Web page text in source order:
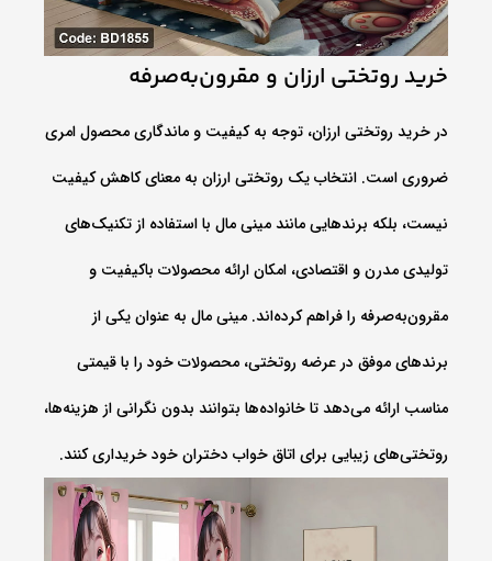
خرید روتختی ارزان و مقرون‌به‌صرفه
در خرید روتختی ارزان، توجه به کیفیت و ماندگاری محصول امری
ضروری است. انتخاب یک روتختی ارزان به معنای کاهش کیفیت
نیست، بلکه برندهایی مانند مینی‌ مال با استفاده از تکنیک‌های
تولیدی مدرن و اقتصادی، امکان ارائه محصولات باکیفیت و
مقرون‌به‌صرفه را فراهم کرده‌اند. مینی‌ مال به عنوان یکی از
برندهای موفق در عرضه روتختی، محصولات خود را با قیمتی
مناسب ارائه می‌دهد تا خانواده‌ها بتوانند بدون نگرانی از هزینه‌ها،
روتختی‌های زیبایی برای اتاق خواب دختران خود خریداری کنند.